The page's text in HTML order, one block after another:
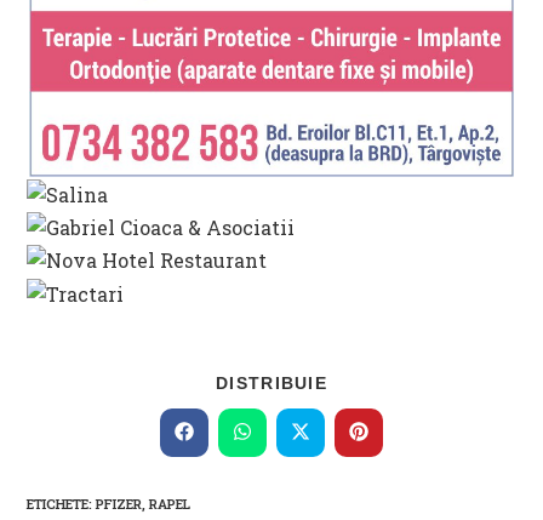
DISTRIBUIE
THIS
CONTENT
Opens
in
window
Opens
in
Opens
in
Opens
in
ETICHETE:PFIZER RAPEL